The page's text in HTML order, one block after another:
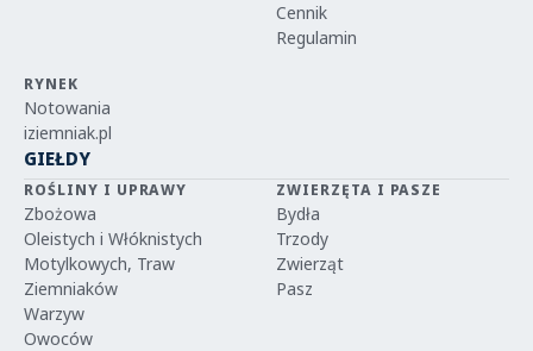
Cennik
Regulamin
RYNEK
Notowania
iziemniak.pl
GIEŁDY
ROŚLINY I UPRAWY
Zbożowa
Oleistych i Włóknistych
Motylkowych, Traw
Ziemniaków
Warzyw
Owoców
ZWIERZĘTA I PASZE
Bydła
Trzody
Zwierząt
Pasz